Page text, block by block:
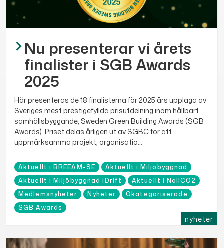
nyheter
Nu presenterar vi årets
finalister i SGB Awards
2025
Här presenteras de 18 finalisterna för 2025 års upplaga av
Sveriges mest prestigefyllda prisutdelning inom hållbart
samhällsbyggande, Sweden Green Building Awards (SGB
Awards). Priset delas årligen ut av SGBC för att
uppmärksamma projekt, organisatio...
Aktuellt i BREEAM-SE
Aktuellt i Miljöbyggnad
Aktuellt i Miljöbyggnad iDrift
Aktuellt i NollCO2
Medlemsnyheter
Nyheter
Okategoriserade
SGB Awards